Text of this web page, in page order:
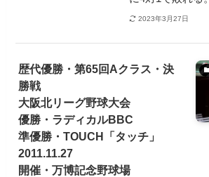
2023年3月27日
歴代優勝・第65回Aクラス・決
勝戦
大阪北リーグ野球大会
優勝・ラディカルBBC
準優勝・TOUCH「タッチ」
2011.11.27
開催・万博記念野球場